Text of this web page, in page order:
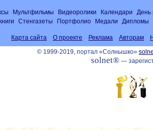
Мультфильмы Видеоролики Календари
День
Стенгазеты Портфолио Медали Дипломы
Карта сайта О проекте Реклама Авторам
© 1999-2019, портал «Солнышко»
solnet®—